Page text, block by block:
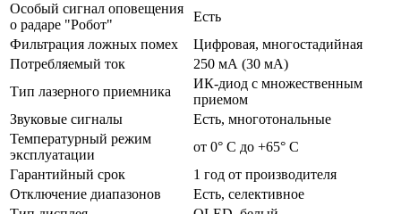
Особый сигнал оповещения
о радаре "Робот"
Есть
Фильтрация ложных помех
Цифровая, многостадийная
Потребляемый ток
250 мА (30 мА)
Тип лазерного приемника
ИК-диод с множественным
приемом
Звуковые сигналы
Есть, многотональные
Температурный режим
эксплуатации
от 0° С до +65° С
Гарантийный срок
1 год от производителя
Отключение диапазонов
Есть, селективное